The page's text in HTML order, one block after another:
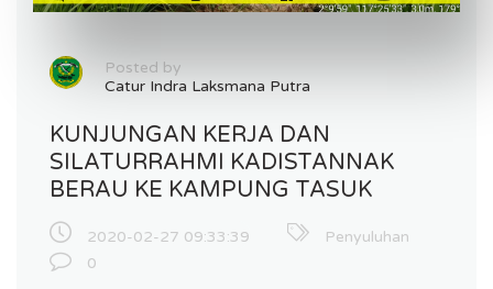
Posted by
Catur Indra Laksmana Putra
KUNJUNGAN KERJA DAN
SILATURRAHMI KADISTANNAK
BERAU KE KAMPUNG TASUK
2020-02-27 09:33:39
Penyuluhan
0